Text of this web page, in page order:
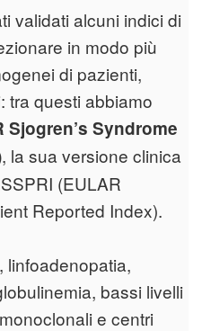
validati alcuni indici di
in modo più
di pazienti,
tra questi abbiamo
Sjogren’s Syndrome
, la sua versione clinica
(EULAR
Reported Index).
linfoadenopatia,
bassi livelli
e centri